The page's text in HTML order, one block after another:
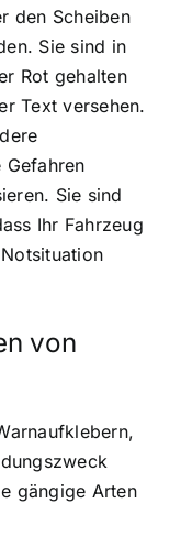
den Scheiben
Sie sind in
Rot gehalten
Text versehen.
Gefahren
Sie sind
Ihr Fahrzeug
von
gängige Arten